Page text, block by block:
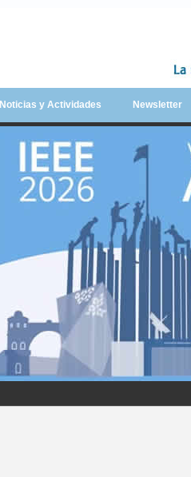
Noticias y Actividades Newsletter